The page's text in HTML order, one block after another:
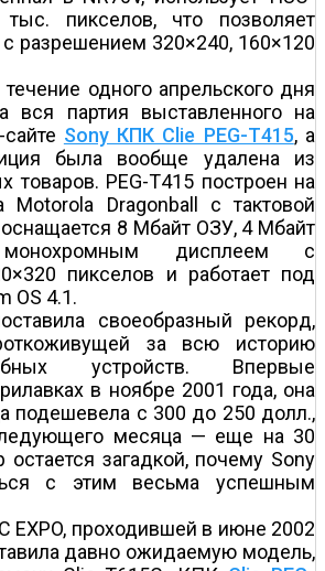
пикселов, что позволяет
разрешением 320×240, 160×120
одного апрельского дня
вся партия выставленного на
Sony КПК Clie PEG-T415, а
была вообще удалена из
товаров. PEG-T415 построен на
Motorola Dragonball с тактовой
8 Мбайт ОЗУ, 4 Мбайт
монохромным дисплеем с
пикселов и работает под
OS 4.1.
своеобразный рекорд,
за всю историю
устройств. Впервые
в ноябре 2001 года, она
подешевела с 300 до 250 долл.,
месяца — еще на 30
загадкой, почему Sony
с этим весьма успешным
EXPO, проходившей в июне 2002
давно ожидаемую модель,